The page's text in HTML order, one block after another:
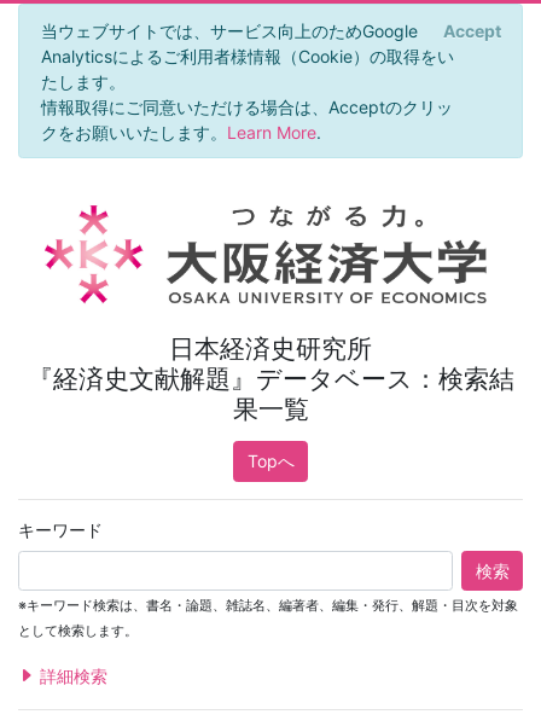
当ウェブサイトでは、サービス向上のためGoogle
Analyticsによるご利用者様情報（Cookie）の取得をい
たします。
情報取得にご同意いただける場合は、Acceptのクリッ
クをお願いいたします。 Learn More.
Accept
日本経済史研究所
『経済史文献解題』データベース：検索結
果一覧
Topへ
キーワード
検索
※キーワード検索は、書名・論題、雑誌名、編著者、編集・発行、解題・目次を対象
として検索します。
詳細検索
×